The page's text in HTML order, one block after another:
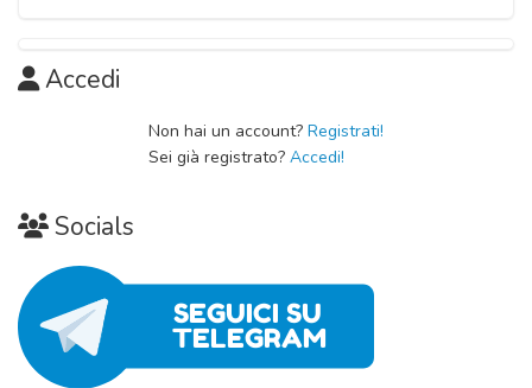
Accedi
Non hai un account? Registrati!
Sei già registrato? Accedi!
Socials